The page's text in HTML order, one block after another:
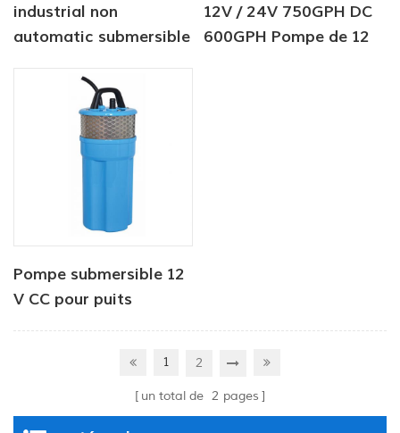
industrial non
automatic submersible
12V / 24V 750GPH DC
600GPH Pompe de 12
Pompe submersible 12
V CC pour puits
1 2
un total de 2 pages